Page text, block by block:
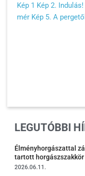
Kép 1 Kép 2. Indulás!
mér Kép 5. A
LEGUTÓBBI
Élményhorgászattal
tartott horgászszakkör
2026.06.11.